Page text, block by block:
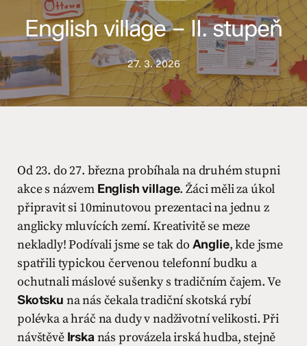
English village – II. stupeň
27. 3. 2026
Od 23. do 27. března probíhala na druhém stupni
akce s názvem English village. Žáci měli za úkol
připravit si 10minutovou prezentaci na jednu z
anglicky mluvících zemí. Kreativitě se meze
nekladly! Podívali jsme se tak do Anglie, kde jsme
spatřili typickou červenou telefonní budku a
ochutnali máslové sušenky s tradičním čajem. Ve
Skotsku na nás čekala tradiční skotská rybí
polévka a hráč na dudy v nadživotní velikosti. Při
návštěvě Irska nás provázela irská hudba, stejně